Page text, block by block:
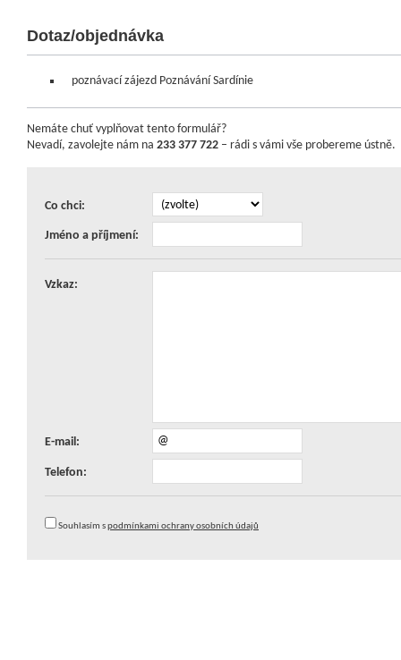
Dotaz/objednávka
poznávací zájezd Poznávání Sardínie
Nemáte chuť vyplňovat tento formulář?
Nevadí, zavolejte nám na 233 377 722 – rádi s vámi vše probereme ústně.
Co chci:
Jméno a příjmení:
Vzkaz:
E-mail:
Telefon:
Souhlasím spodmínkami ochrany osobních údajů